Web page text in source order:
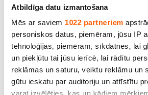
Atbildīga datu izmantošana
Mēs ar saviem 1022 partneriem
personiskos datus, piemēram, jūsu IP
tehnoloģijas, piemēram, sīkdatnes, lai
un piekļūtu tai jūsu ierīcē, lai rādītu
reklāmas un saturu, veiktu reklāmu un
gūtu ieskatu par auditoriju un attīstītu